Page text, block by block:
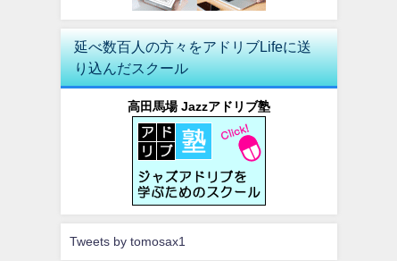
延べ数百人の方々をアドリブLifeに送
り込んだスクール
高田馬場 Jazzアドリブ塾
Tweets by tomosax1